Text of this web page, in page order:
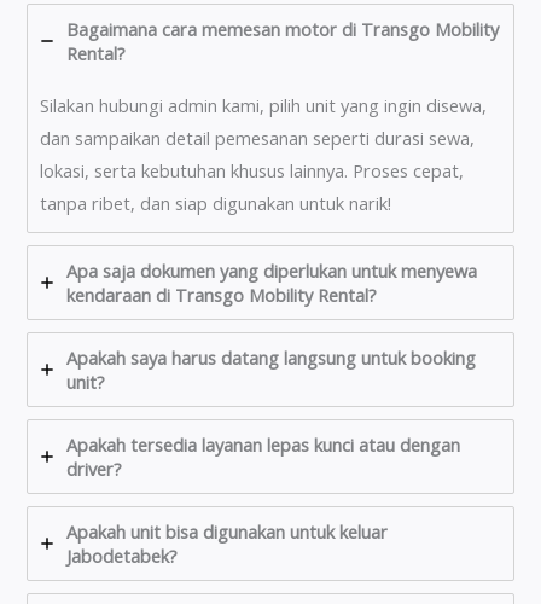
Bagaimana cara memesan motor di Transgo Mobility
Rental?
Silakan hubungi admin kami, pilih unit yang ingin disewa,
dan sampaikan detail pemesanan seperti durasi sewa,
lokasi, serta kebutuhan khusus lainnya. Proses cepat,
tanpa ribet, dan siap digunakan untuk narik!
Apa saja dokumen yang diperlukan untuk menyewa
kendaraan di Transgo Mobility Rental?
Apakah saya harus datang langsung untuk booking
unit?
Apakah tersedia layanan lepas kunci atau dengan
driver?
Apakah unit bisa digunakan untuk keluar
Jabodetabek?